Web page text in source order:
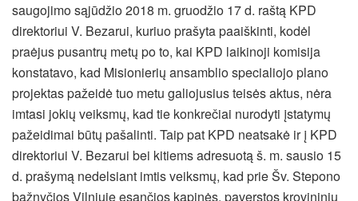
saugojimo sąjūdžio 2018 m. gruodžio 17 d. raštą KPD
direktoriui V. Bezarui, kuriuo prašyta paaiškinti, kodėl
praėjus pusantrų metų po to, kai KPD laikinoji komisija
konstatavo, kad Misionierių ansamblio specialiojo plano
projektas pažeidė tuo metu galiojusius teisės aktus, nėra
imtasi jokių veiksmų, kad tie konkrečiai nurodyti įstatymų
pažeidimai būtų pašalinti. Taip pat KPD neatsakė ir į KPD
direktoriui V. Bezarui bei kitiems adresuotą š. m. sausio 15
d. prašymą nedelsiant imtis veiksmų, kad prie Šv. Stepono
bažnyčios Vilniuje esančios kapinės, paverstos krovininių